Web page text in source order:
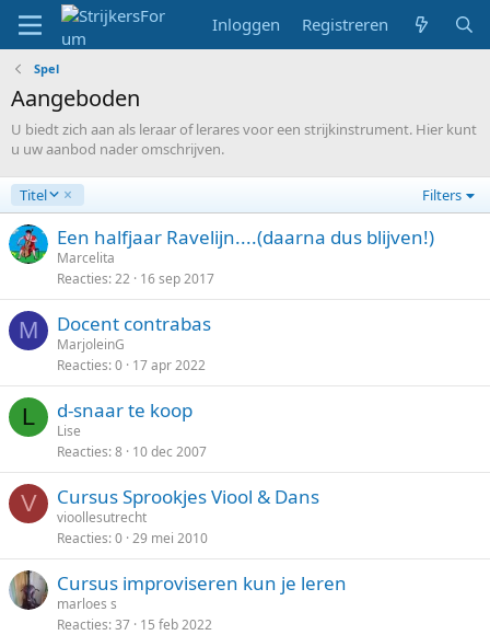
Inloggen Registreren
Spel
Aangeboden
U biedt zich aan als leraar of lerares voor een strijkinstrument. Hier kunt
u uw aanbod nader omschrijven.
Titel
A
f
l
o
n
d
Filters
Een halfjaar Ravelijn....(daarna dus blijven!)
Marcelita
Reacties 22 16 sep 2017
M Docent contrabas
MarjoleinG
Reacties 0 17 apr 2022
L d-snaar te koop
Lise
Reacties 8 10 dec 2007
V Cursus Sprookjes Viool & Dans
vioollesutrecht
Reacties 0 29 mei 2010
Cursus improviseren kun je leren
marloes s
Reacties 37 15 feb 2022